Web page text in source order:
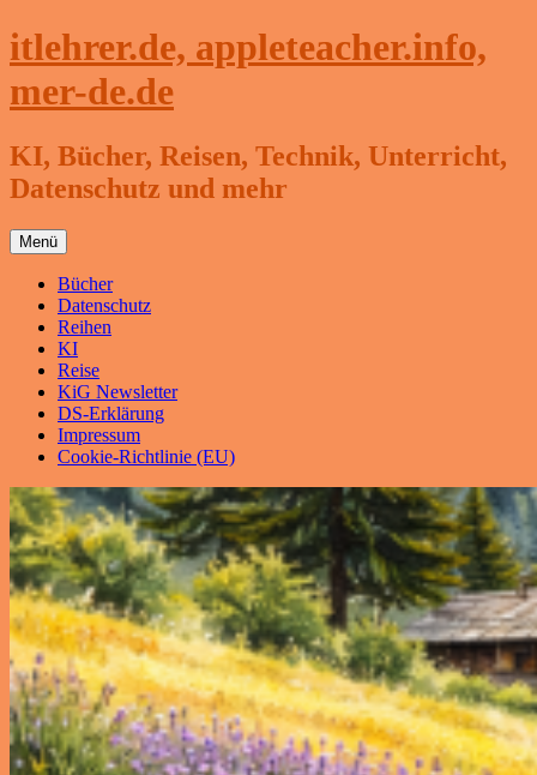
Zum
Inhalt
itlehrer.de, appleteacher.info,
mer-de.de
KI, Bücher, Reisen, Technik, Unterricht,
Datenschutz und mehr
Menü
Bücher
Datenschutz
Reihen
KI
Reise
KiG Newsletter
DS-Erklärung
Impressum
Cookie-Richtlinie (EU)